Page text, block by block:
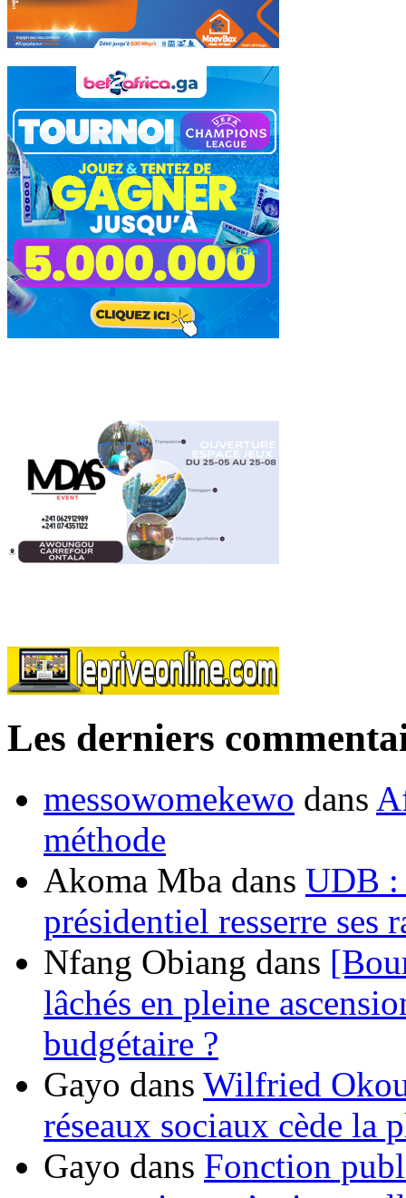
Les derniers
messowomekewo dans
méthode
Akoma Mba dans UDB :
présidentiel resserre ses
Nfang Obiang dans
lâchés en pleine
budgétaire ?
Gayo dans Wilfried
réseaux sociaux cède la
Gayo dans Fonction